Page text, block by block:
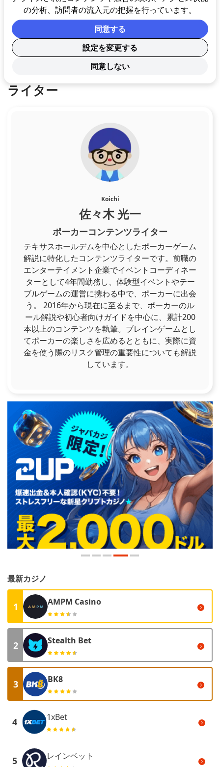
それ以外にも、ポジションや人数、
ステークも考慮する必要がありま
ライター
Koichi
佐々木 光一
ポーカーコンテンツライター
テキサスホールデムを中心としたポーカーゲーム
解説に特化したコンテンツライターです。前職の
エンターテイメント企業でイベントコーディネー
ターとして4年間勤務し、体験型イベントやテー
ブルゲームの運営に携わる中で、ポーカーに出会
う。 2016年から現在に至るまで、ポーカーのル
ール解説や初心者向けガイドを中心に、累計200
本以上のコンテンツを執筆。ブレインゲームとし
てポーカーの楽しさを広めるとともに、実際に資
金を使う際のリスク管理の重要性についても解説
しています。
最新カジノ
1 AMPM Casino
2 Stealth Bet
3 BK8
4 1xBet
5 レインベット
の分析、訪問者の流入元の把握を行っています。
設定を変更する
同意しない
同意する